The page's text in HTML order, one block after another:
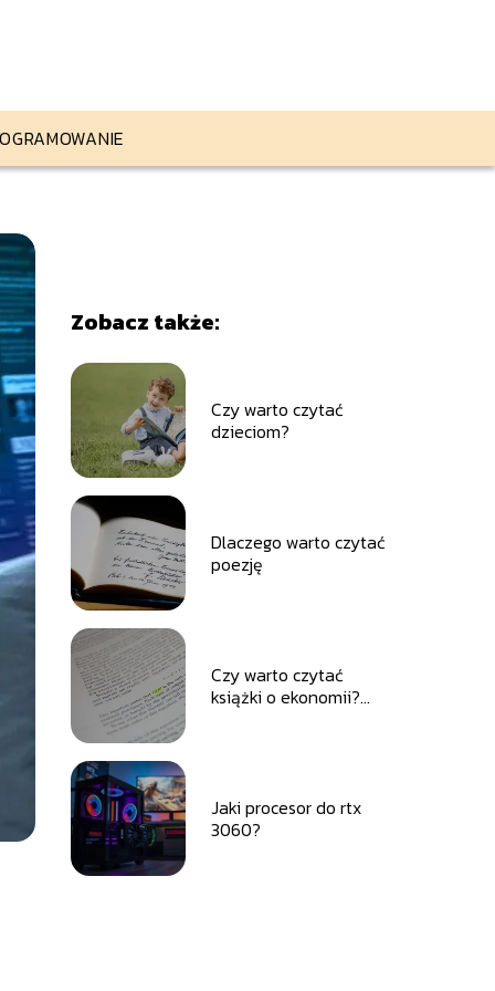
Zobacz także:
Czy warto czytać
dzieciom?
Dlaczego warto czytać
poezję
Czy warto czytać
książki o ekonomii?
Jaki procesor do rtx
3060?